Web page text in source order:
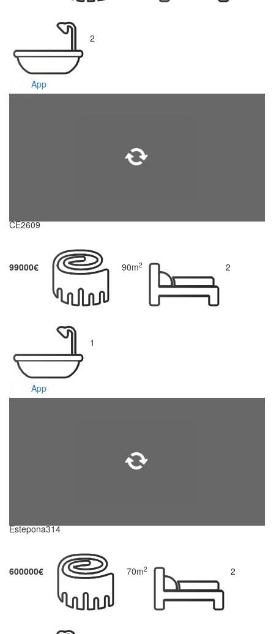
2
App
CE2609
99000€ 90m2 2
1
App
Estepona314
600000€ 70m2 2